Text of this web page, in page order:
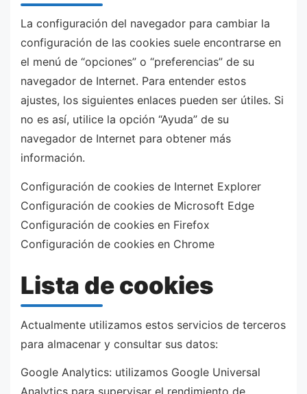
La configuración del navegador para cambiar la
configuración de las cookies suele encontrarse en
el menú de “opciones” o “preferencias” de su
navegador de Internet. Para entender estos
ajustes, los siguientes enlaces pueden ser útiles. Si
no es así, utilice la opción “Ayuda” de su
navegador de Internet para obtener más
información.
Configuración de cookies de Internet Explorer
Configuración de cookies de Microsoft Edge
Configuración de cookies en Firefox
Configuración de cookies en Chrome
Lista de cookies
Actualmente utilizamos estos servicios de terceros
para almacenar y consultar sus datos:
Google Analytics: utilizamos Google Universal